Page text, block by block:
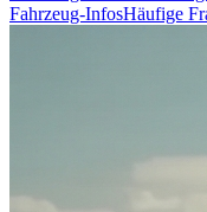
Fahrzeug-InfosHäufige